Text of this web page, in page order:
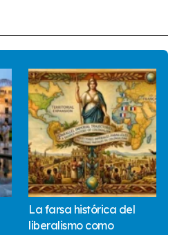
La farsa histórica del
liberalismo como